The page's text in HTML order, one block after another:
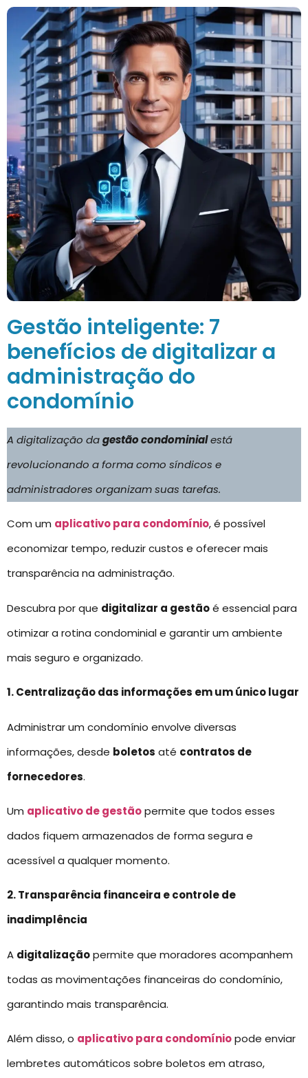
Gestão inteligente: 7
benefícios de digitalizar a
administração do
condomínio
A digitalização dagestão condominialestá
revolucionando a forma como síndicos e
administradores organizam suas tarefas.
Com um aplicativo para condomínio, é possível
economizar tempo, reduzir custos e oferecer mais
transparência na administração.
Descubra por que digitalizar a gestãoé essencial para
otimizar a rotina condominial e garantir um ambiente
mais seguro e organizado.
1. Centralização das informações em um único lugar
Administrar um condomínio envolve diversas
informações, desde boletos até contratos de
fornecedores.
Um aplicativo de gestãopermite que todos esses
dados fiquem armazenados de forma segura e
acessível a qualquer momento.
2. Transparência financeira e controle de
inadimplência
A digitalizaçãopermite que moradores acompanhem
todas as movimentações financeiras do condomínio,
garantindo mais transparência.
Além disso, o aplicativo para condomíniopode enviar
lembretes automáticos sobre boletos em atraso,